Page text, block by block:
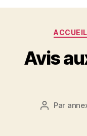
ACCUEIL
Avis
Auteur
Par